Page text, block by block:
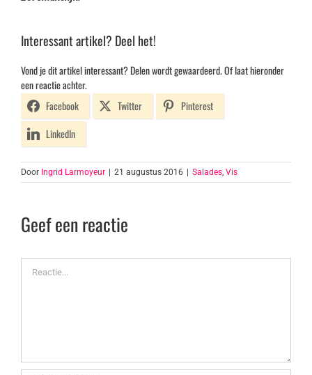
Interessant artikel? Deel het!
Vond je dit artikel interessant? Delen wordt gewaardeerd. Of laat hieronder
een reactie achter.
Facebook
Twitter
Pinterest
LinkedIn
Door Ingrid Larmoyeur 21 augustus 2016 Salades, Vis
Geef een reactie